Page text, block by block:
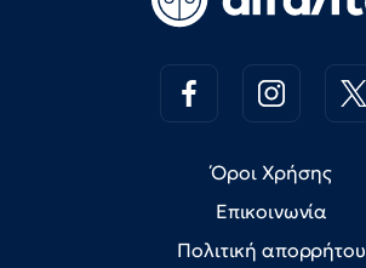
Όροι Χρήσης
Επικοινωνία
Πολιτική απορρήτου